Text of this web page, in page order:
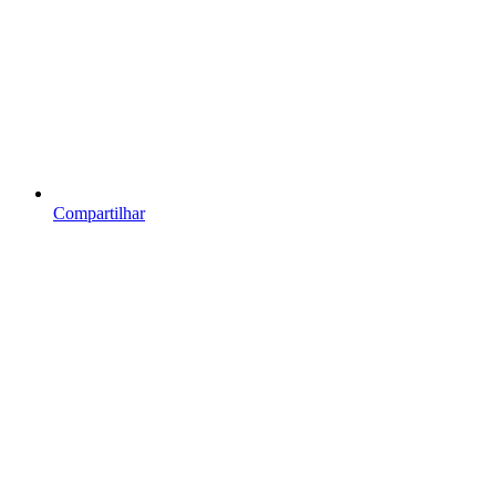
Compartilhar